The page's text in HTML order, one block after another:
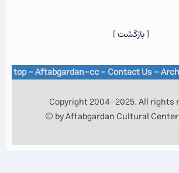
[بازگشت]
top-Aftabgardan-cc-Contact Us -
Copyright 2004-2025. All rights
© by Aftabgardan Cultural